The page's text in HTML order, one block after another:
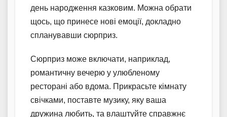
день народження казковим. Можна обрати
щось, що принесе нові емоції, докладно
спланувавши сюрприз.
Сюрприз може включати, наприклад,
романтичну вечерю у улюбленому
ресторані або вдома. Прикрасьте кімнату
свічками, поставте музику, яку ваша
дружина любить, та влаштуйте справжнє